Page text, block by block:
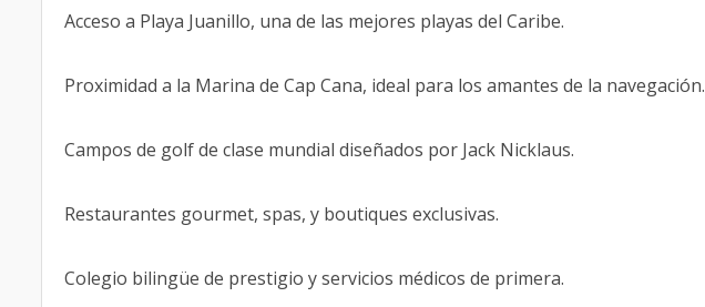
Acceso a Playa Juanillo, una de las mejores playas del Caribe.
Proximidad a la Marina de Cap Cana, ideal para los amantes de la navegación.
Campos de golf de clase mundial diseñados por Jack Nicklaus.
Restaurantes gourmet, spas, y boutiques exclusivas.
Colegio bilingüe de prestigio y servicios médicos de primera.